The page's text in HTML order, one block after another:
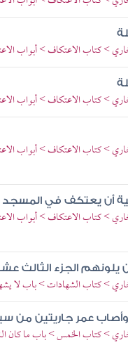
> كتاب الاعتكاف > أبواب
> كتاب الاعتكاف > أبواب
> كتاب الاعتكاف > أبواب
أن يعتكف في المسجد
> كتاب الاعتكاف > أبواب
الجزء الثالث
> كتاب الشهادات > باب لا
وأصاب عمر جاريتين من
> كتاب الخمس > باب ما كان